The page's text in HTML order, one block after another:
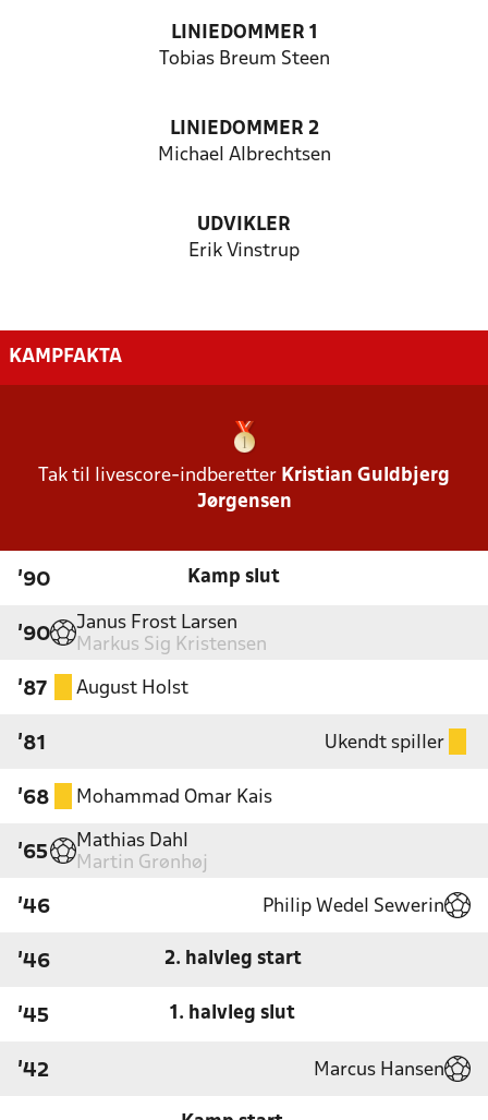
LINIEDOMMER 1
Tobias Breum Steen
LINIEDOMMER 2
Michael Albrechtsen
UDVIKLER
Erik Vinstrup
KAMPFAKTA
Tak til livescore-indberetter Kristian Guldbjerg
Jørgensen
'90 Kamp slut
'90
Janus Frost Larsen
Markus Sig Kristensen
'87 August Holst
'81 Ukendt spiller
'68 Mohammad Omar Kais
'65
Mathias Dahl
Martin Grønhøj
'46 Philip Wedel Sewerin
'46 2. halvleg start
'45 1. halvleg slut
'42 Marcus Hansen